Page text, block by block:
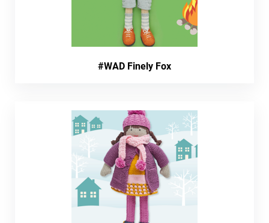
#WAD Finely Fox